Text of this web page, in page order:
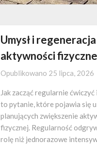
Umysł i
aktywności
Opublikowano 25 lipca, 2026
Jak zacząć regularnie
to pytanie, które pojawia się
planujących zwiększenie
fizycznej. Regularność
rolę niż jednorazowe